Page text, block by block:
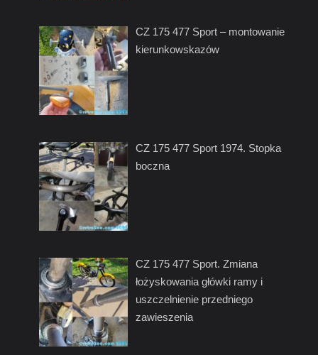
CZ 175 477 Sport – montowanie
kierunkowskazów
CZ 175 477 Sport 1974. Stopka
boczna
CZ 175 477 Sport. Zmiana
łożyskowania główki ramy i
uszczelnienie przedniego
zawieszenia